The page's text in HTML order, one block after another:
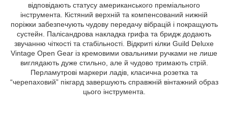
відповідають статусу американського преміального
інструмента. Кістяний верхній та компенсований нижній
поріжки забезпечують чудову передачу вібрацій і покращують
сустейн. Палісандрова накладка грифа та бридж додають
звучанню чіткості та стабільності. Відкриті кілки Guild Deluxe
Vintage Open Gear із кремовими овальними ручками не лише
виглядають дуже стильно, але й чудово тримають стрій.
Перламутрові маркери ладів, класична розетка та
“черепаховий” пікгард завершують справжній вінтажний образ
цього інструмента.